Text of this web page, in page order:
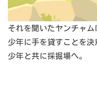
それを聞いたヤンチャム
少年に手を貸すことを決
少年と共に採掘場へ。